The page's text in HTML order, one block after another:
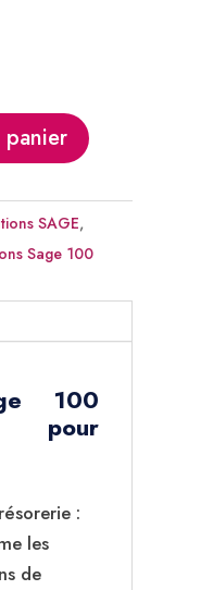
SAGE,
Sage 100
100
pour
:
les
de